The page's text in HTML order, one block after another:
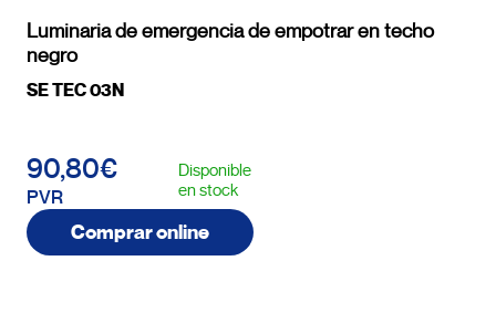
Luminaria de emergencia de empotrar en techo
negro
SE TEC 03N
90,80€
PVR
Disponible
en stock
Comprar online